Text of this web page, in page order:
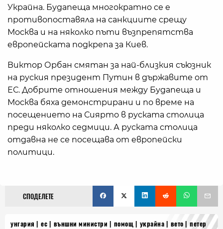
Украйна. Будапеща многократно се е
противопоставяла на санкциите срещу
Москва и на няколко пъти възпрепятства
европейската подкрепа за Киев.
Виктор Орбан смятан за най-близкия съюзник
на руския президент Путин в държавите от
ЕС. Добрите отношения между Будапеща и
Москва бяха демонстрирани и по време на
посещението на Сиярто в руската столица
преди няколко седмици. А руската столица
отдавна не се посещава от европейски
политици.
СПОДЕЛЕТЕ
унгария ес външни министри помощ украйна вето
петер